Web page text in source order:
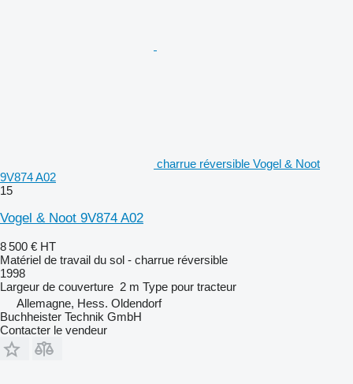
charrue réversible Vogel & Noot
9V874 A02
15
Vogel & Noot 9V874 A02
8 500 € HT
Matériel de travail du sol - charrue réversible
1998
Largeur de couverture 2 m Type pour tracteur
Allemagne, Hess. Oldendorf
Buchheister Technik GmbH
Contacter le vendeur